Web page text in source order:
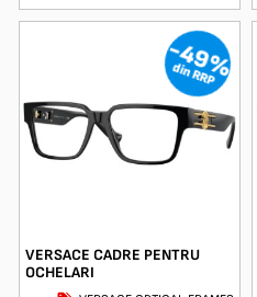
-49%
din RRP
VERSACE CADRE PENTRU
OCHELARI